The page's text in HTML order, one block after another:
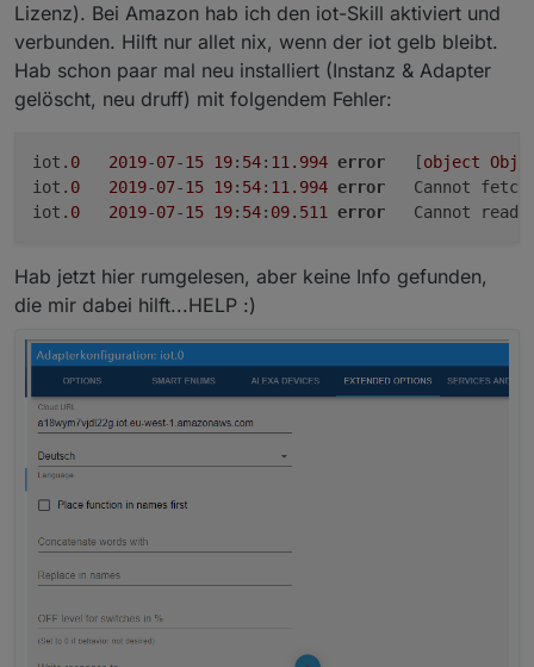
Lizenz). Bei Amazon hab ich den iot-Skill aktiviert und
verbunden. Hilft nur allet nix, wenn der iot gelb bleibt.
Hab schon paar mal neu installiert (Instanz & Adapter
gelöscht, neu druff) mit folgendem Fehler:
iot. 0 2019-07-15 19: 54: 11.994 error
	[
object
iot. 0 2019-07-15 19: 54: 11.994 error
Cannot
iot. 0 2019-07-15 19: 54: 09.511 error
Cannot read
Hab jetzt hier rumgelesen, aber keine Info gefunden,
die mir dabei hilft...HELP :)